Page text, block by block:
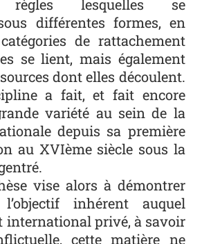
règles lesquelles se
différentes formes, en
de rattachement
se lient, mais également
dont elles découlent.
a fait, et fait encore
variété au sein de la
depuis sa première
au XVIème siècle sous la
vise alors à démontrer
inhérent auquel
international privé, à savoir
cette matière ne